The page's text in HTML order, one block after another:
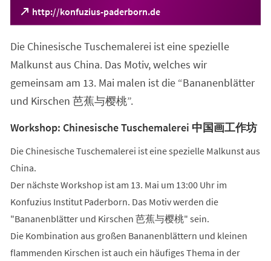
http://konfuzius-paderborn.de
(Öffnet
in
neuen
Tab)
Die Chinesische Tuschemalerei ist eine spezielle
Malkunst aus China. Das Motiv, welches wir
gemeinsam am 13. Mai malen ist die “Bananenblätter
und Kirschen 芭蕉与樱桃”.
Workshop: Chinesische Tuschemalerei 中国画工作坊
Die Chinesische Tuschemalerei ist eine spezielle Malkunst aus
China.
Der nächste Workshop ist am 13. Mai um 13:00 Uhr im
Konfuzius Institut Paderborn. Das Motiv werden die
"Bananenblätter und Kirschen 芭蕉与樱桃" sein.
Die Kombination aus großen Bananenblättern und kleinen
flammenden Kirschen ist auch ein häufiges Thema in der